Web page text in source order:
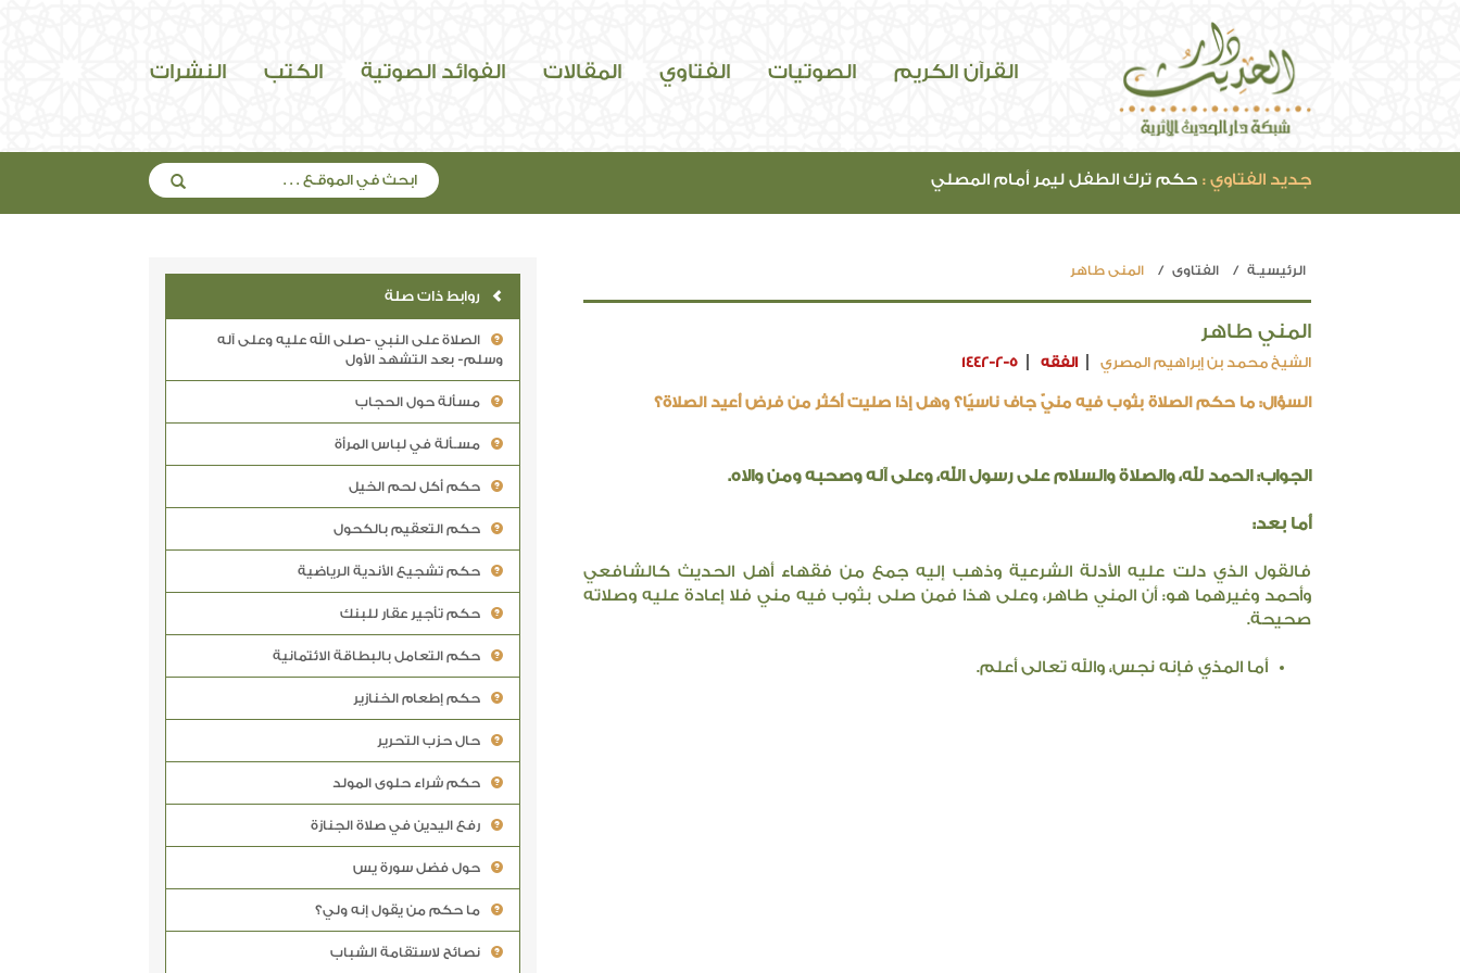
القرآن الكريم الصوتيات الفتاوي المقالات الفوائد الصوتية الكتب النشرات
جديد الفتاوي : حكم ترك الطفل ليمر أمام المصلي
الرئيسيـة الفتاوي المني طاهر
المني طاهر
الشيخ محمد بن إبراهيم المصري الفقه 1442-2-5
السؤال: ما حكم الصلاة بثوب فيه منيّ جاف ناسيًا؟ وهل إذا صليت أكثر من فرض أعيد الصلاة؟
الجواب: الحمد لله، والصلاة والسلام على رسول الله، وعلى آله وصحبه ومن والاه.
أما بعد:
فالقول الذي دلت عليه الأدلة الشرعية وذهب إليه جمع من فقهاء أهل الحديث كالشافعي
وأحمد وغيرهما هو: أن المني طاهر، وعلى هذا فمن صلى بثوب فيه مني فلا إعادة عليه وصلاته
صحيحة.
أما المذي فإنه نجس، والله تعالى أعلم.
روابط ذات صلة
الصلاة على النبي -صلى الله عليه وعلى آله
وسلم- بعد التشهد الأول
مسألة حول الحجاب
مسـألة في لباس المرأة
حكم أكل لحم الخيل
حكم التعقيم بالكحول
حكم تشجيع الأندية الرياضية
حكم تأجير عقار للبنك
حكم التعامل بالبطاقة الائتمانية
حكم إطعام الخنازير
حال حزب التحرير
حكم شراء حلوى المولد
رفع اليدين في صلاة الجنازة
حول فضل سورة يس
ما حكم من يقول إنه ولي؟
نصائح لاستقامة الشباب